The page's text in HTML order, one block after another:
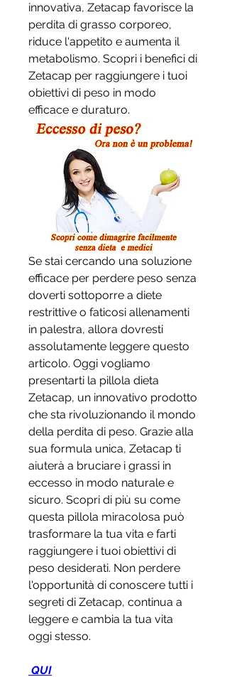
innovativa, Zetacap favorisce la
perdita di grasso corporeo,
riduce l'appetito e aumenta il
metabolismo. Scopri i benefici di
Zetacap per raggiungere i tuoi
obiettivi di peso in modo
efficace e duraturo.
Se stai cercando una soluzione
efficace per perdere peso senza
doverti sottoporre a diete
restrittive o faticosi allenamenti
in palestra, allora dovresti
assolutamente leggere questo
articolo. Oggi vogliamo
presentarti la pillola dieta
Zetacap, un innovativo prodotto
che sta rivoluzionando il mondo
della perdita di peso. Grazie alla
sua formula unica, Zetacap ti
aiuterà a bruciare i grassi in
eccesso in modo naturale e
sicuro. Scopri di più su come
questa pillola miracolosa può
trasformare la tua vita e farti
raggiungere i tuoi obiettivi di
peso desiderati. Non perdere
l'opportunità di conoscere tutti i
segreti di Zetacap, continua a
leggere e cambia la tua vita
oggi stesso.
QUI